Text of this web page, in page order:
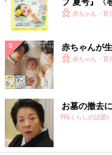
く！ おっぱ
赤ちゃん・育
赤ちゃんが
赤ちゃん・育
お墓の撤去
PR(くらしの話題)